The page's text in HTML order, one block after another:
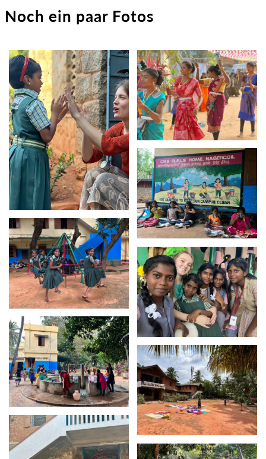
Noch ein paar Fotos